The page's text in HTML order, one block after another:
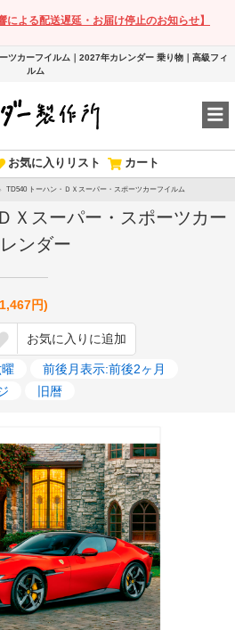
による配送遅延・お届け停止のお知らせ】
ツカーフイルム｜2027年カレンダー 乗り物｜高級フィ
ルム
お気に入りリスト カート
TD540 トーハン・ＤＸスーパー・スポーツカーフイルム
Ｘスーパー・スポーツカー
ンダー
円)
お気に入りに追加
前後月表示:前後2ヶ月
旧暦